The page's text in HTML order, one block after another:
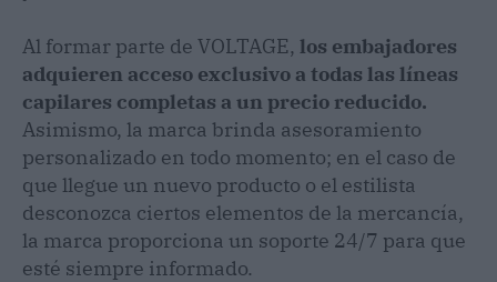
Al formar parte de VOLTAGE, los embajadores
adquieren acceso exclusivo a todas las líneas
capilares completas a un precio reducido.
Asimismo, la marca brinda asesoramiento
personalizado en todo momento; en el caso de
que llegue un nuevo producto o el estilista
desconozca ciertos elementos de la mercancía,
la marca proporciona un soporte 24/7 para que
esté siempre informado.